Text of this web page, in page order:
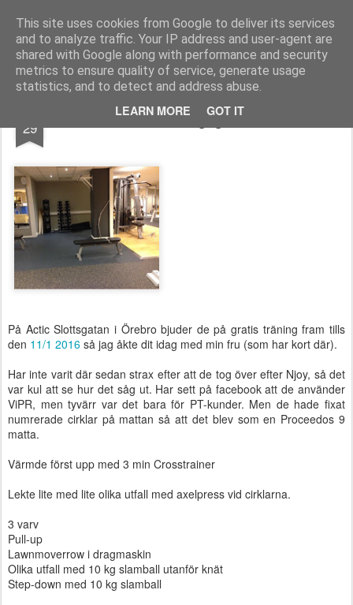
This site uses cookies from Google to deliver its services
and to analyze traffic. Your IP address and user-agent are
shared with Google along with performance and security
metrics to ensure quality of service, generate usage
statistics, and to detect and address abuse.
LEARN MORE GOT IT
Functional Fitness by Mattias - Träningsinspiration & träningsfilmer
Pages
29 Träning igår
På Actic Slottsgatan i Örebro bjuder de på gratis träning fram tills
den 11/1 2016 så jag åkte dit idag med min fru (som har kort där).
Har inte varit där sedan strax efter att de tog över efter Njoy, så det
var kul att se hur det såg ut. Har sett på facebook att de använder
ViPR, men tyvärr var det bara för PT-kunder. Men de hade fixat
numrerade cirklar på mattan så att det blev som en Proceedos 9
matta.
Värmde först upp med 3 min Crosstrainer
Lekte lite med lite olika utfall med axelpress vid cirklarna.
3 varv
Pull-up
Lawnmoverrow i dragmaskin
Olika utfall med 10 kg slamball utanför knät
Step-down med 10 kg slamball